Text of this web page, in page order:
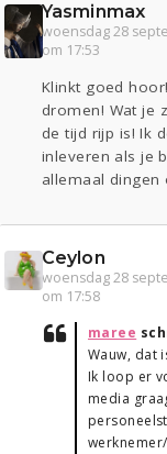
Yasminmax
woensdag 28
om 17:53
Klinkt goed
dromen! Wat je
de tijd rijp is! Ik
inleveren als je
allemaal dingen
Ceylon
woensdag 28
om 17:58
maree
Wauw, dat
Ik loop er
media